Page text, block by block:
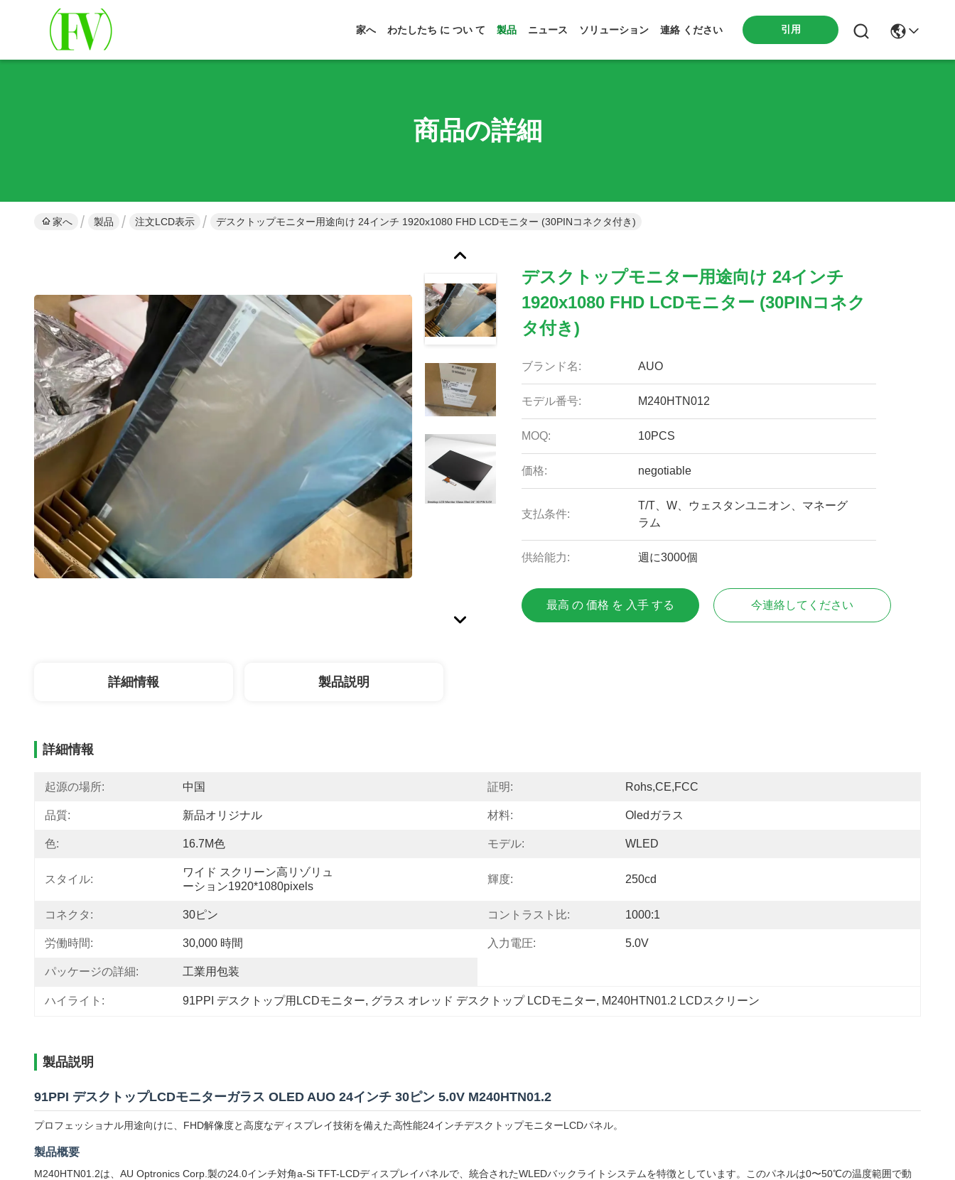
家へ わたしたち に つい て 製品 ニュース ソリューション 連絡 ください 引用
商品の詳細
家へ 製品 注文LCD表示 デスクトップモニター用途向け 24インチ 1920x1080 FHD LCDモニター (30PINコネクタ付き)
デスクトップモニター用途向け 24インチ
1920x1080 FHD LCDモニター (30PINコネク
タ付き)
ブランド名: AUO
モデル番号: M240HTN012
MOQ: 10PCS
価格: negotiable
支払条件:
T/T、W、ウェスタンユニオン、マネーグ
ラム
供給能力: 週に3000個
最高 の 価格 を 入手 する 今連絡してください
詳細情報 製品説明
詳細情報
起源の場所: 中国 証明: Rohs,CE,FCC
品質: 新品オリジナル 材料: Oledガラス
色: 16.7M色 モデル: WLED
スタイル:
ワイド スクリーン高リゾリュ
ーション1920*1080pixels
輝度: 250cd
コネクタ: 30ピン コントラスト比: 1000:1
労働時間: 30,000 時間 入力電圧: 5.0V
パッケージの詳細: 工業用包装
ハイライト: 91PPI デスクトップ用LCDモニター, グラス オレッド デスクトップ LCDモニター, M240HTN01.2 LCDスクリーン
製品説明
91PPI デスクトップLCDモニターガラス OLED AUO 24インチ 30ピン 5.0V M240HTN01.2
プロフェッショナル用途向けに、FHD解像度と高度なディスプレイ技術を備えた高性能24インチデスクトップモニターLCDパネル。
製品概要
M240HTN01.2は、AU Optronics Corp.製の24.0インチ対角a-Si TFT-LCDディスプレイパネルで、統合されたWLEDバックライトシステムを特徴としています。このパネルは0〜50℃の温度範囲で動